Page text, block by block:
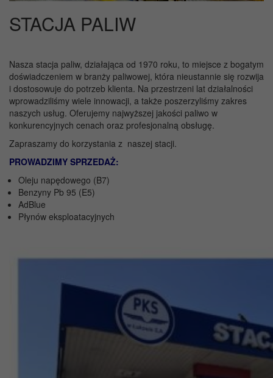
STACJA PALIW
Nasza stacja paliw, działająca od 1970 roku, to miejsce z bogatym
doświadczeniem w branży paliwowej, która nieustannie się rozwija
i dostosowuje do potrzeb klienta. Na przestrzeni lat działalności
wprowadziliśmy wiele innowacji, a także poszerzyliśmy zakres
naszych usług. Oferujemy najwyższej jakości paliwo w
konkurencyjnych cenach oraz profesjonalną obsługę.
Zapraszamy do korzystania z naszej stacji.
PROWADZIMY SPRZEDAŻ:
Oleju napędowego (B7)
Benzyny Pb 95 (E5)
AdBlue
Płynów eksploatacyjnych